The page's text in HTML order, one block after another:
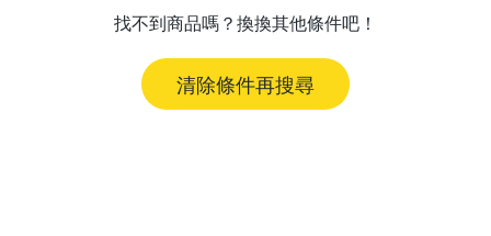
找不到商品嗎？換換其他條件吧！
清除條件再搜尋